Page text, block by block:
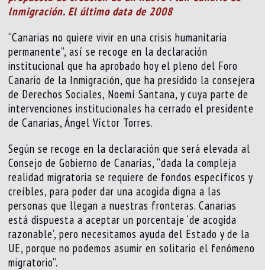
Inmigración. El último data de 2008
“Canarias no quiere vivir en una crisis humanitaria
permanente”, así se recoge en la declaración
institucional que ha aprobado hoy el pleno del Foro
Canario de la Inmigración, que ha presidido la consejera
de Derechos Sociales, Noemí Santana, y cuya parte de
intervenciones institucionales ha cerrado el presidente
de Canarias, Ángel Víctor Torres.
Según se recoge en la declaración que será elevada al
Consejo de Gobierno de Canarias, “dada la compleja
realidad migratoria se requiere de fondos específicos y
creíbles, para poder dar una acogida digna a las
personas que llegan a nuestras fronteras. Canarias
está dispuesta a aceptar un porcentaje ‘de acogida
razonable’, pero necesitamos ayuda del Estado y de la
UE, porque no podemos asumir en solitario el fenómeno
migratorio”.